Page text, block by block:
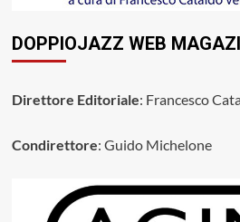
DOPPIOJAZZ WEB
Direttore Editoriale: Francesco
Condirettore: Guido Michelone